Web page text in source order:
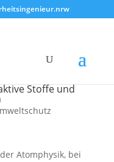
Stoffe und
Atomphysik, bei